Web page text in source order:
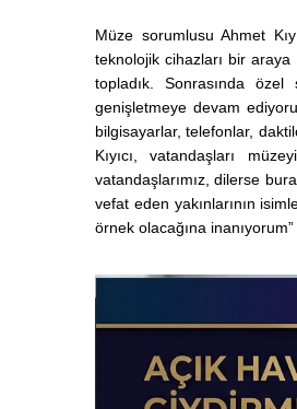
Müze sorumlusu Ahmet
teknolojik cihazları bir araya
topladık. Sonrasında özel
genişletmeye devam
bilgisayarlar, telefonlar,
Kıyıcı, vatandaşları
vatandaşlarımız, dilerse
vefat eden yakınlarının
örnek olacağına